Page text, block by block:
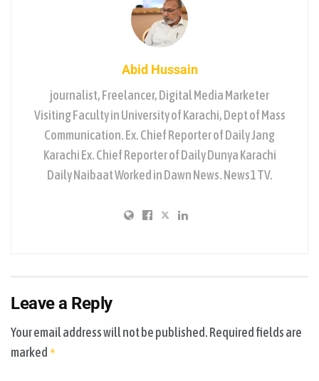
Abid Hussain
journalist, Freelancer, Digital Media Marketer
Visiting Faculty in University of Karachi, Dept of Mass
Communication. Ex. Chief Reporter of Daily Jang
Karachi Ex. Chief Reporter of Daily Dunya Karachi
Daily Naibaat Worked in Dawn News. News1 TV.
Leave a Reply
Your email address will not be published.Required fields are
marked *